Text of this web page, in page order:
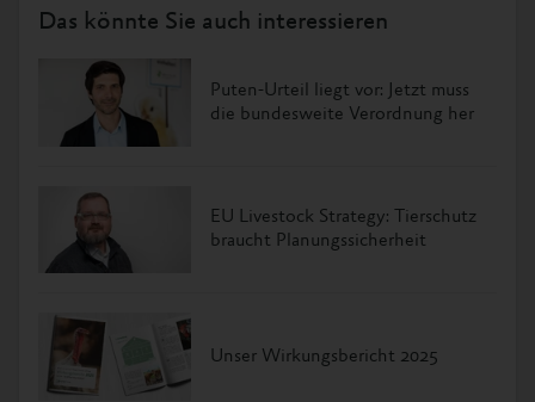
Das könnte Sie auch interessieren
Puten-Urteil liegt vor: Jetzt muss
die bundesweite Verordnung her
EU Livestock Strategy: Tierschutz
braucht Planungssicherheit
Unser Wirkungsbericht 2025